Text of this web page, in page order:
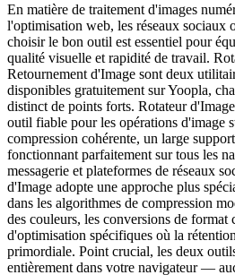
En matière de traitement d'images
l'optimisation web, les réseaux
choisir le bon outil est essentiel pour
qualité visuelle et rapidité de travail.
Retournement d'Image sont deux
disponibles gratuitement sur Yoopla,
distinct de points forts. Rotateur
outil fiable pour les opérations d'image
compression cohérente, un large
fonctionnant parfaitement sur tous les
messagerie et plateformes de réseaux
d'Image adopte une approche plus
dans les algorithmes de compression
des couleurs, les conversions de format
d'optimisation spécifiques où la
primordiale. Point crucial, les deux
entièrement dans votre navigateur —